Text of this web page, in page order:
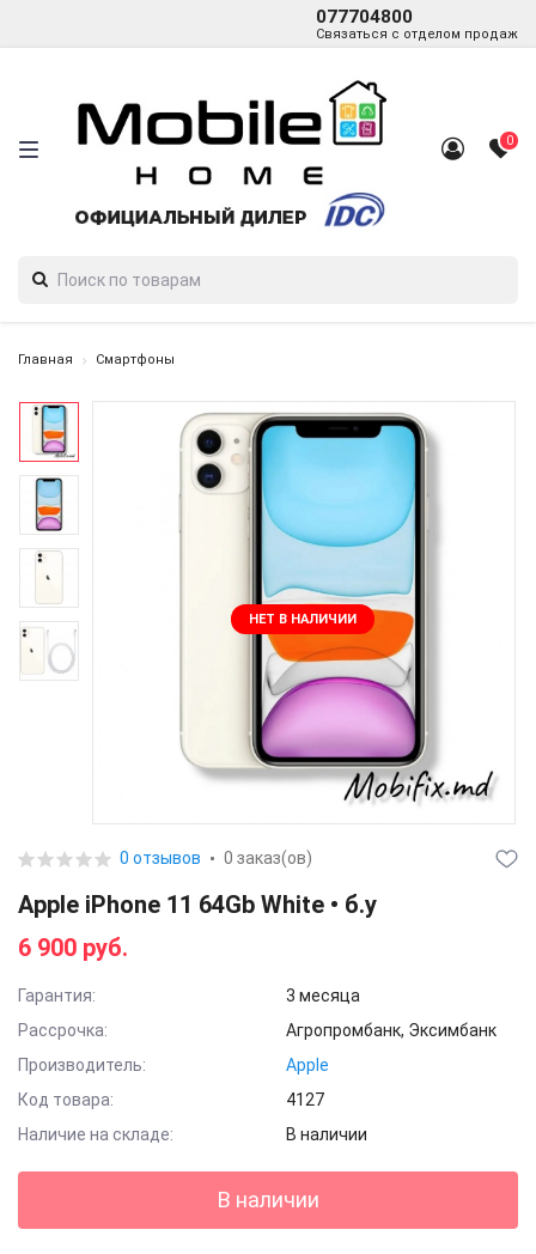
077704800
Связаться с отделом продаж
0
Главная Смартфоны
НЕТ В НАЛИЧИИ
0 отзывов 0 заказ(ов)
Apple iPhone 11 64Gb White • б.у
6 900 руб.
Гарантия:
3 месяца
Рассрочка:
Агропромбанк, Эксимбанк
Производитель:
Apple
Код товара:
4127
Наличие на складе:
В наличии
В наличии